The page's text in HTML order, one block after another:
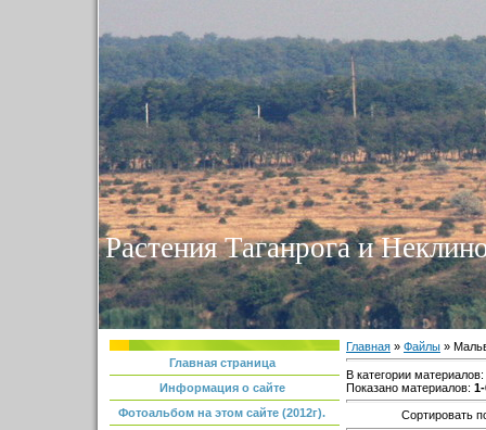
Растения Таганрога и
Главная страница
Информация о сайте
Фотоальбом на этом сайте (2012г).
Главная » Файлы »
В категории материалов:
Показано материалов:
Сортировать